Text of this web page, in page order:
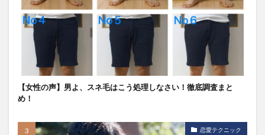
【女性の声】男よ、スネ毛はこう処理しなさい！徹底調査まと
め！
恋愛テクニック